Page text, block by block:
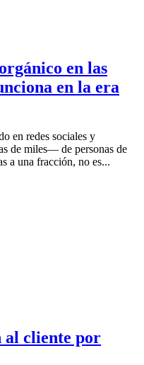
en las
en la era
en redes sociales y
de miles— de personas de
a una fracción, no es...
al cliente por